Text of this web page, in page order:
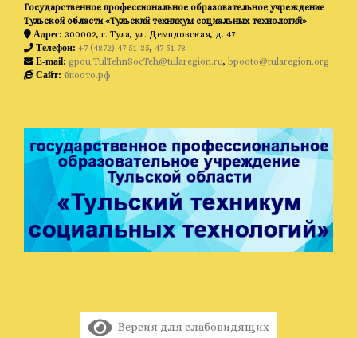
Государственное профессиональное образовательное учреждение
Тульской области «Тульский техникум социальных технологий»
Адрес: 300002, г. Тула, ул. Демидовская, д. 47
Телефон: +7 (4872) 47-51-35, 47-51-78
E-mail: gpou.TulTehnSocTeh@tularegion.ru, bpooto@tularegion.org
Сайт: бпоото.рф
Версия для слабовидящих